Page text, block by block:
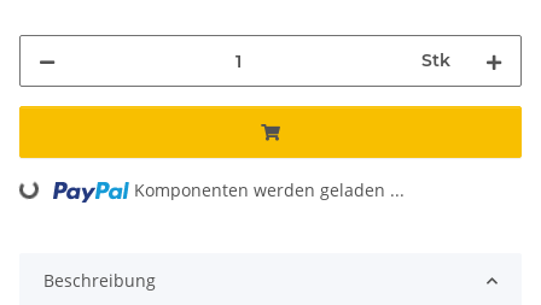
Stk
Loading... Komponenten werden geladen ...
Beschreibung